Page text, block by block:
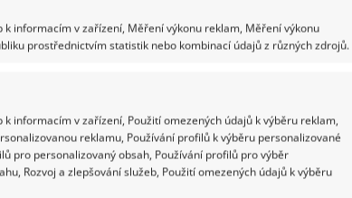
k informacím v zařízení, Měření výkonu reklam, Měření výkonu
prostřednictvím statistik nebo kombinací údajů z různých zdrojů.
informacím v zařízení, Použití omezených údajů k výběru reklam,
reklamu, Používání profilů k výběru personalizované
pro personalizovaný obsah, Používání profilů pro výběr
Rozvoj a zlepšování služeb, Použití omezených údajů k výběru